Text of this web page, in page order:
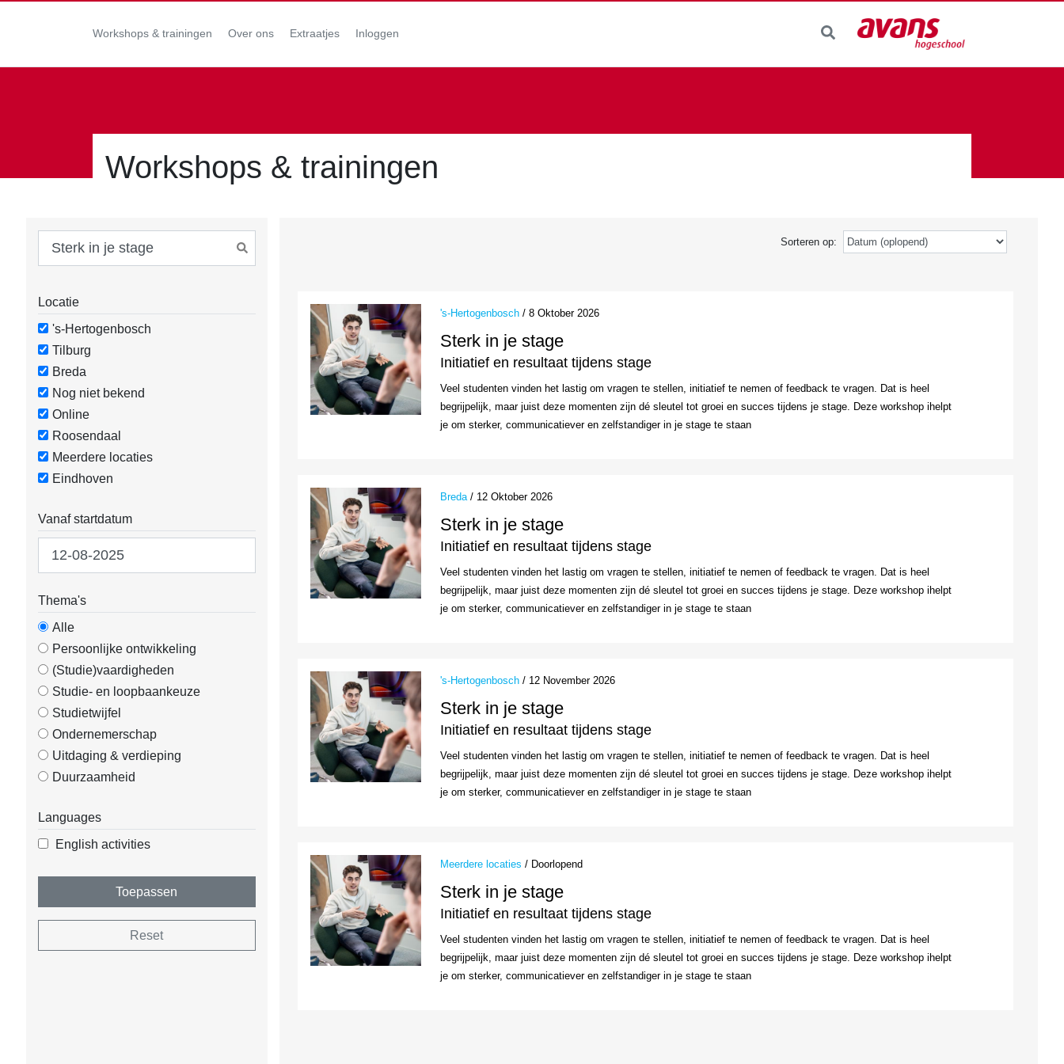
Workshops & trainingen Over ons Extraatjes Inloggen
Workshops & trainingen
Locatie
's-Hertogenbosch
Tilburg
Breda
Nog niet bekend
Online
Roosendaal
Meerdere locaties
Eindhoven
Vanaf startdatum
Thema's
Alle
Persoonlijke ontwikkeling
(Studie)vaardigheden
Studie- en loopbaankeuze
Studietwijfel
Ondernemerschap
Uitdaging & verdieping
Duurzaamheid
Languages
English activities
Toepassen
Reset
Sorteren op:
's-Hertogenbosch / 8 Oktober 2026
Sterk in je stage
Initiatief en resultaat tijdens stage
Veel studenten vinden het lastig om vragen te stellen, initiatief te nemen of feedback te vragen. Dat is heel
begrijpelijk, maar juist deze momenten zijn dé sleutel tot groei en succes tijdens je stage. Deze workshop ihelpt
je om sterker, communicatiever en zelfstandiger in je stage te staan
Breda / 12 Oktober 2026
Sterk in je stage
Initiatief en resultaat tijdens stage
Veel studenten vinden het lastig om vragen te stellen, initiatief te nemen of feedback te vragen. Dat is heel
begrijpelijk, maar juist deze momenten zijn dé sleutel tot groei en succes tijdens je stage. Deze workshop ihelpt
je om sterker, communicatiever en zelfstandiger in je stage te staan
's-Hertogenbosch / 12 November 2026
Sterk in je stage
Initiatief en resultaat tijdens stage
Veel studenten vinden het lastig om vragen te stellen, initiatief te nemen of feedback te vragen. Dat is heel
begrijpelijk, maar juist deze momenten zijn dé sleutel tot groei en succes tijdens je stage. Deze workshop ihelpt
je om sterker, communicatiever en zelfstandiger in je stage te staan
Meerdere locaties / Doorlopend
Sterk in je stage
Initiatief en resultaat tijdens stage
Veel studenten vinden het lastig om vragen te stellen, initiatief te nemen of feedback te vragen. Dat is heel
begrijpelijk, maar juist deze momenten zijn dé sleutel tot groei en succes tijdens je stage. Deze workshop ihelpt
je om sterker, communicatiever en zelfstandiger in je stage te staan